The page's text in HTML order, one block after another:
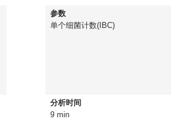
参数
单个细菌计数(IBC)
分析时间
9 min